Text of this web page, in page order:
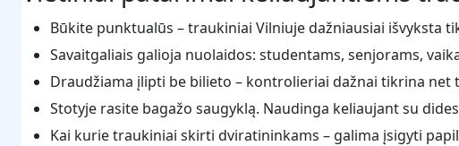
Būkite punktualūs – traukiniai Vilniuje dažniausiai išvyksta
Savaitgaliais galioja nuolaidos: studentams, senjorams,
Draudžiama įlipti be bilieto – kontrolieriai dažnai tikrina
Stotyje rasite bagažo saugyklą. Naudinga keliaujant su
Kai kurie traukiniai skirti dviratininkams – galima įsigyti